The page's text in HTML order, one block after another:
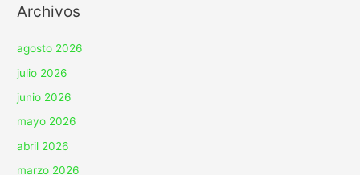
Archivos
agosto 2026
julio 2026
junio 2026
mayo 2026
abril 2026
marzo 2026